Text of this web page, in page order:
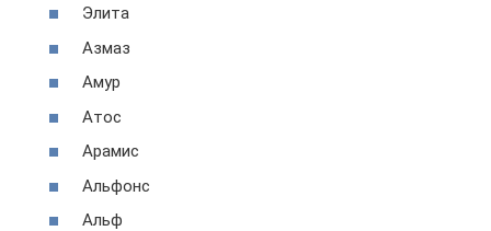
Элита
Азмаз
Амур
Атос
Арамис
Альфонс
Альф